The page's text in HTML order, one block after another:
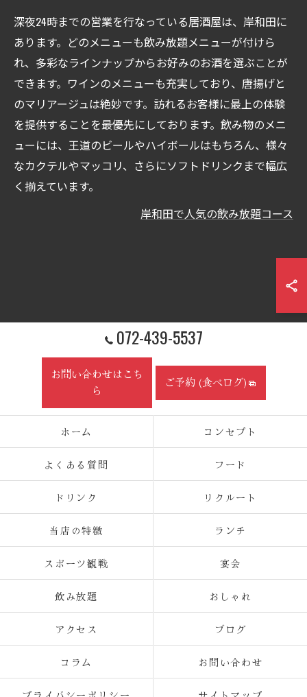
深夜24時までの営業を行なっている居酒屋は、岸和田に
あります。どのメニューも飲み放題メニューが付けら
れ、多彩なラインナップからお好みのお酒を選ぶことが
できます。ワインのメニューも充実しており、唐揚げと
のマリアージュは絶妙です。訪れるお客様に最上の体験
を提供することを最優先にしております。飲み物のメニ
ューには、王道のビールやハイボールはもちろん、様々
なカクテルやマッコリ、さらにソフトドリンクまで幅広
く揃えています。
岸和田で人気の飲み放題コース
072-439-5537
お問い合わせはこち
ら
ご予約 (食べログ)
ホーム コンセプト
よくある質問 フード
ドリンク リクルート
当店の特徴 ランチ
スポーツ観戦 宴会
飲み放題 おしゃれ
アクセス ブログ
コラム お問い合わせ